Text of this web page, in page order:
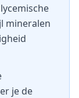
mineralen
je de